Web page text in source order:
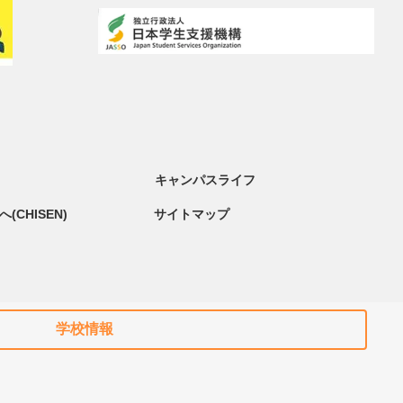
キャンパスライフ
(CHISEN) サイトマップ
学校情報